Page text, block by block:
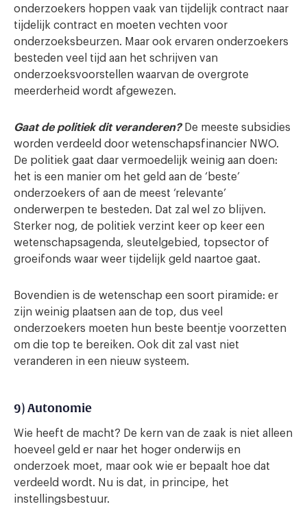
onderzoekers hoppen vaak van tijdelijk contract naar
tijdelijk contract en moeten vechten voor
onderzoeksbeurzen. Maar ook ervaren onderzoekers
besteden veel tijd aan het schrijven van
onderzoeksvoorstellen waarvan de overgrote
meerderheid wordt afgewezen.
Gaat de politiek dit veranderen?De meeste subsidies
worden verdeeld door wetenschapsfinancier NWO.
De politiek gaat daar vermoedelijk weinig aan doen:
het is een manier om het geld aan de ‘beste’
onderzoekers of aan de meest ‘relevante’
onderwerpen te besteden. Dat zal wel zo blijven.
Sterker nog, de politiek verzint keer op keer een
wetenschapsagenda, sleutelgebied, topsector of
groeifonds waar weer tijdelijk geld naartoe gaat.
Bovendien is de wetenschap een soort piramide: er
zijn weinig plaatsen aan de top, dus veel
onderzoekers moeten hun beste beentje voorzetten
om die top te bereiken. Ook dit zal vast niet
veranderen in een nieuw systeem.
9) Autonomie
Wie heeft de macht? De kern van de zaak is niet alleen
hoeveel geld er naar het hoger onderwijs en
onderzoek moet, maar ook wie er bepaalt hoe dat
verdeeld wordt. Nu is dat, in principe, het
instellingsbestuur.